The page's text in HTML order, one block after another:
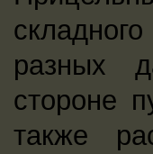
разных
стороне
также